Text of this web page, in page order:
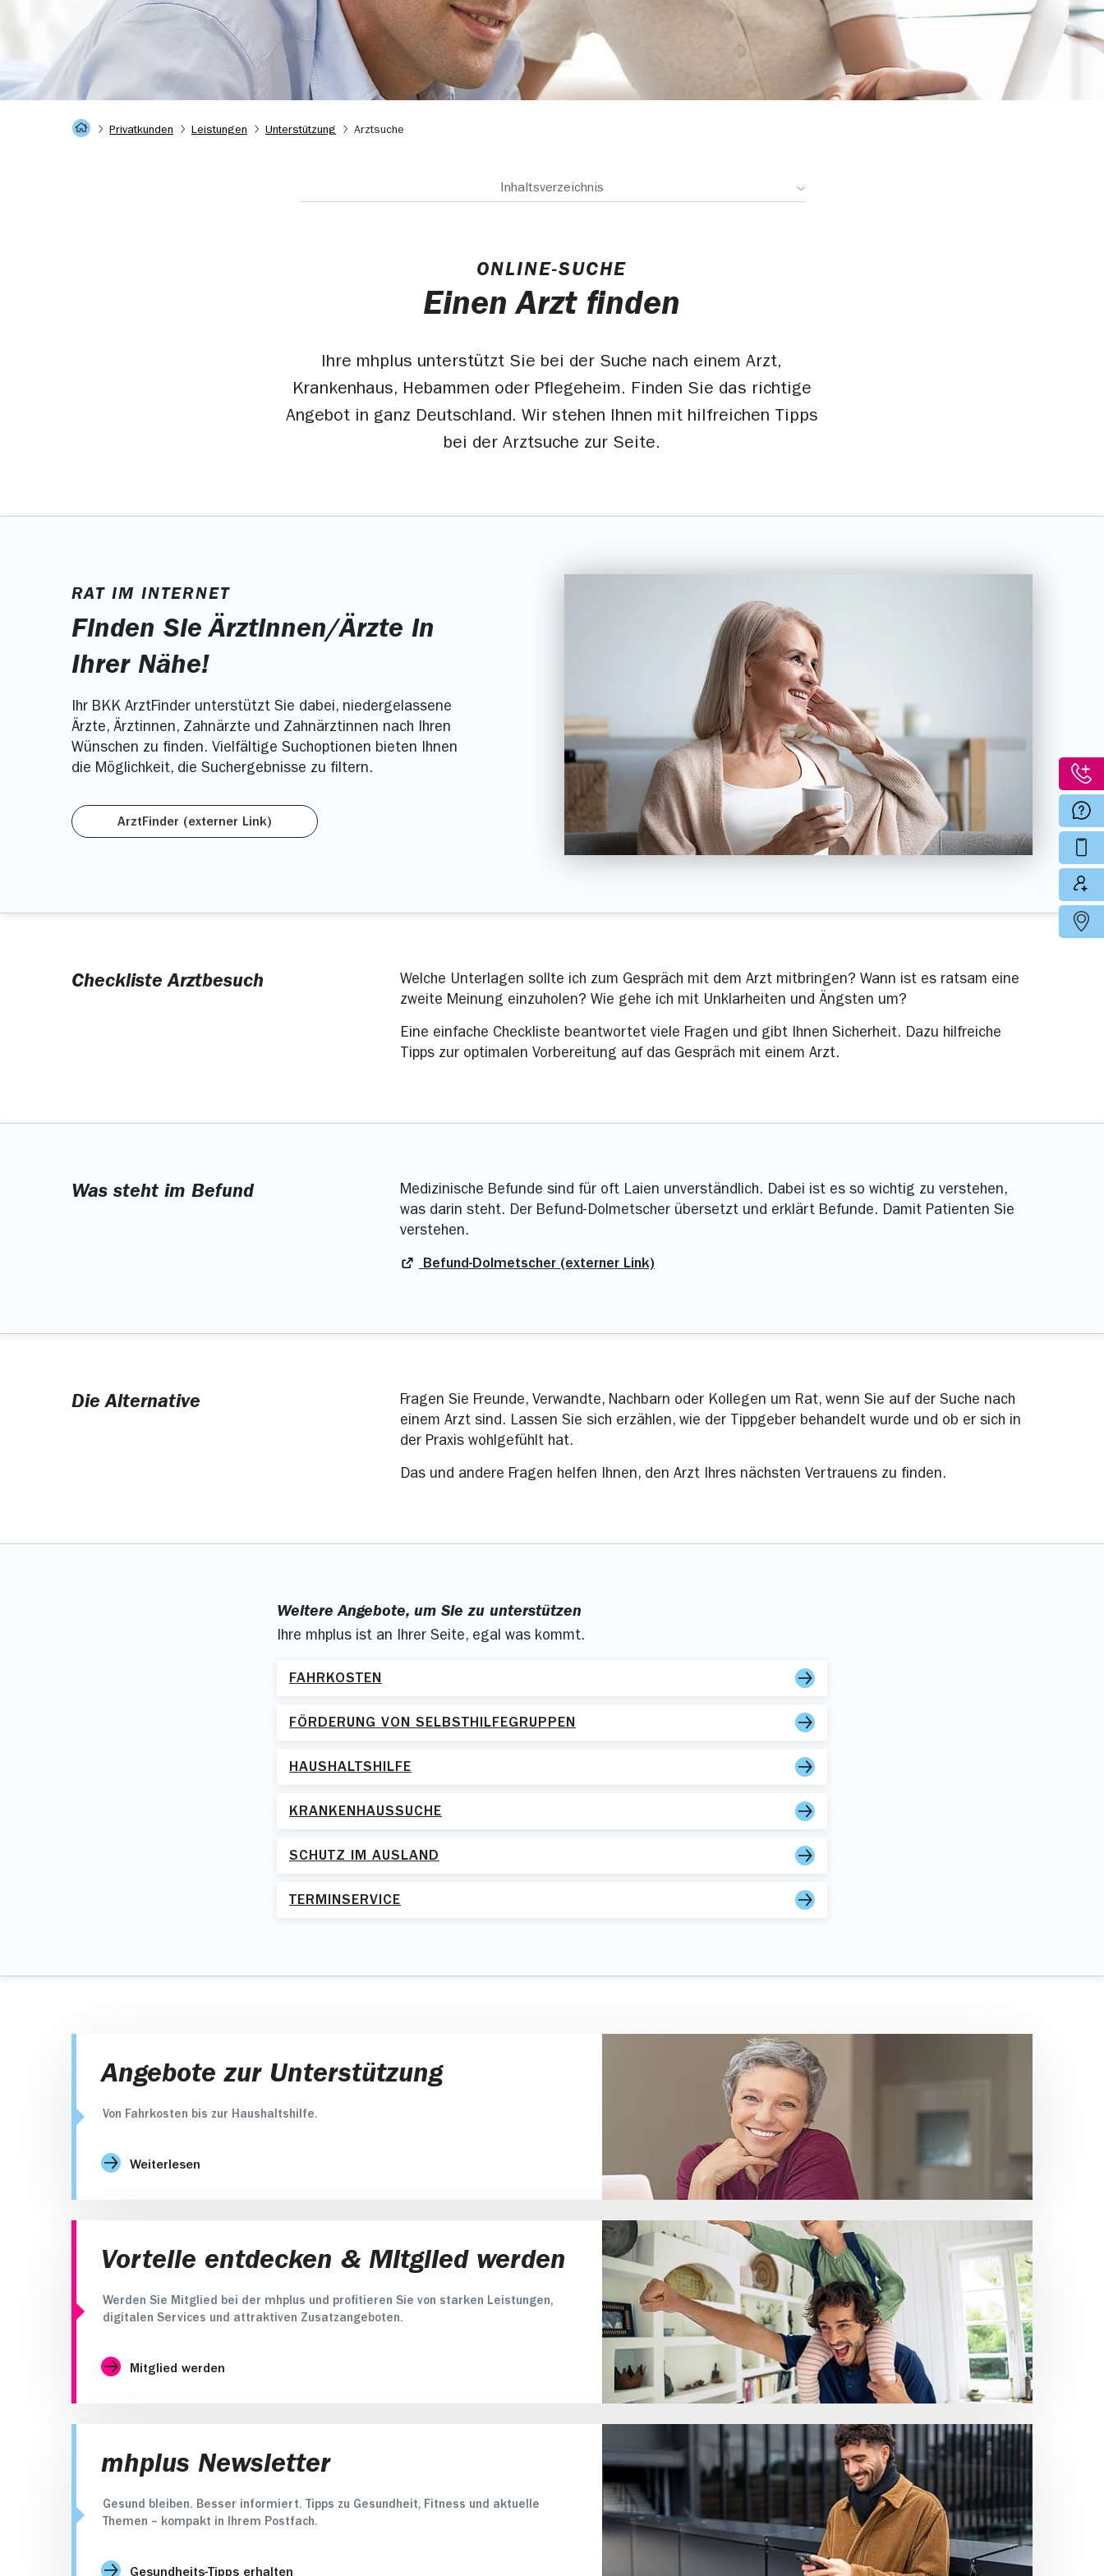
Startseite
Privatkunden
Leistungen Unterstützung Arztsuche
Inhaltsverzeichnis
ONLINE-SUCHE
Einen Arzt finden
Ihre mhplus unterstützt Sie bei der Suche nach einem Arzt,
Krankenhaus, Hebammen oder Pflegeheim. Finden Sie das richtige
Angebot in ganz Deutschland. Wir stehen Ihnen mit hilfreichen Tipps
bei der Arztsuche zur Seite.
RAT IM INTERNET
Finden Sie Ärztinnen/Ärzte in
Ihrer Nähe!
Ihr BKK ArztFinder unterstützt Sie dabei, niedergelassene
Ärzte, Ärztinnen, Zahnärzte und Zahnärztinnen nach Ihren
Wünschen zu finden. Vielfältige Suchoptionen bieten Ihnen
die Möglichkeit, die Suchergebnisse zu filtern.
ArztFinder (externer Link)
Checkliste Arztbesuch
Welche Unterlagen sollte ich zum Gespräch mit dem Arzt mitbringen? Wann ist es ratsam eine
zweite Meinung einzuholen? Wie gehe ich mit Unklarheiten und Ängsten um?
Eine einfache Checkliste beantwortet viele Fragen und gibt Ihnen Sicherheit. Dazu hilfreiche
Tipps zur optimalen Vorbereitung auf das Gespräch mit einem Arzt.
Was steht im Befund
Medizinische Befunde sind für oft Laien unverständlich. Dabei ist es so wichtig zu verstehen,
was darin steht. Der Befund-Dolmetscher übersetzt und erklärt Befunde. Damit Patienten Sie
verstehen.
Befund-Dolmetscher (externer Link)
Die Alternative
Fragen Sie Freunde, Verwandte, Nachbarn oder Kollegen um Rat, wenn Sie auf der Suche nach
einem Arzt sind. Lassen Sie sich erzählen, wie der Tippgeber behandelt wurde und ob er sich in
der Praxis wohlgefühlt hat.
Das und andere Fragen helfen Ihnen, den Arzt Ihres nächsten Vertrauens zu finden.
Weitere Angebote, um Sie zu unterstützen
Ihre mhplus ist an Ihrer Seite, egal was kommt.
FAHRKOSTEN
FÖRDERUNG VON SELBSTHILFEGRUPPEN
HAUSHALTSHILFE
KRANKENHAUSSUCHE
SCHUTZ IM AUSLAND
TERMINSERVICE
Angebote zur Unterstützung
Von Fahrkosten bis zur Haushaltshilfe.
Weiterlesen
Vorteile entdecken & Mitglied werden
Werden Sie Mitglied bei der mhplus und profitieren Sie von starken Leistungen,
digitalen Services und attraktiven Zusatzangeboten.
Mitglied werden
mhplus Newsletter
Gesund bleiben. Besser informiert. Tipps zu Gesundheit, Fitness und aktuelle
Themen – kompakt in Ihrem Postfach.
Gesundheits-Tipps erhalten